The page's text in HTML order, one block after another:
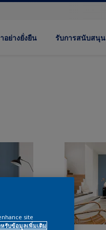
ย่างยั่งยืน รับการสนับสนุน
site
รับข้อมูลเพิ่มเติม